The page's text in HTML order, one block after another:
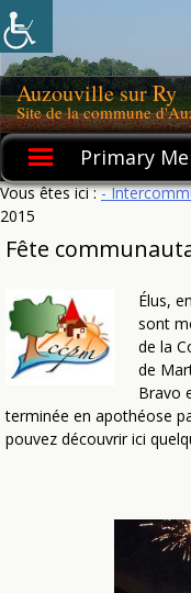
Skip
to
content
Auzouville sur Ry
Site de la commune
Primary
Vous êtes ici :-
2015
Fête
Élus,
sont
de la
de
Bravo
terminée en apothéose
pouvez découvrir ici